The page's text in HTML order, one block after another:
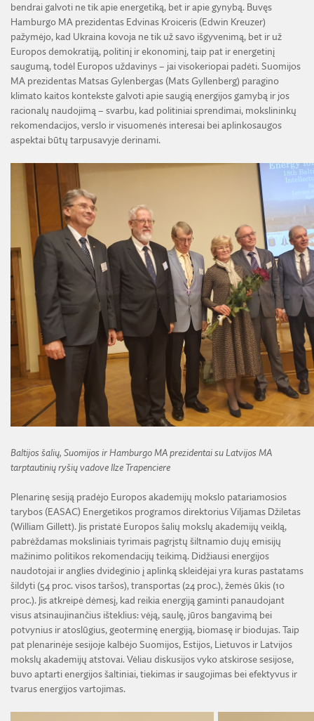
bendrai galvoti ne tik apie energetiką, bet ir apie gynybą. Buvęs
Hamburgo MA prezidentas Edvinas Kroiceris (Edwin Kreuzer)
pažymėjo, kad Ukraina kovoja ne tik už savo išgyvenimą, bet ir už
Europos demokratiją, politinį ir ekonominį, taip pat ir energetinį
saugumą, todėl Europos uždavinys – jai visokeriopai padėti. Suomijos
MA prezidentas Matsas Gylenbergas (Mats Gyllenberg) paragino
klimato kaitos kontekste galvoti apie saugią energijos gamybą ir jos
racionalų naudojimą – svarbu, kad politiniai sprendimai, mokslininkų
rekomendacijos, verslo ir visuomenės interesai bei aplinkosaugos
aspektai būtų tarpusavyje derinami.
Baltijos šalių, Suomijos ir Hamburgo MA prezidentai su Latvijos MA
tarptautinių ryšių vadove Ilze Trapenciere
Plenarinę sesiją pradėjo Europos akademijų mokslo patariamosios
tarybos (EASAC) Energetikos programos direktorius Viljamas Džiletas
(William Gillett). Jis pristatė Europos šalių mokslų akademijų veiklą,
pabrėždamas moksliniais tyrimais pagrįstų šiltnamio dujų emisijų
mažinimo politikos rekomendacijų teikimą. Didžiausi energijos
naudotojai ir anglies dvideginio į aplinką skleidėjai yra kuras pastatams
šildyti (54 proc. visos taršos), transportas (24 proc.), žemės ūkis (10
proc.). Jis atkreipė dėmesį, kad reikia energiją gaminti panaudojant
visus atsinaujinančius išteklius: vėją, saulę, jūros bangavimą bei
potvynius ir atoslūgius, geoterminę energiją, biomasę ir biodujas. Taip
pat plenarinėje sesijoje kalbėjo Suomijos, Estijos, Lietuvos ir Latvijos
mokslų akademijų atstovai. Vėliau diskusijos vyko atskirose sesijose,
buvo aptarti energijos šaltiniai, tiekimas ir saugojimas bei efektyvus ir
tvarus energijos vartojimas.